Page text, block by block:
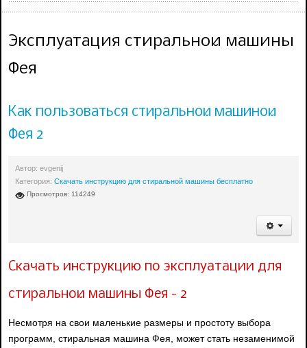
Эксплуатация стиральной машины
Фея
Как пользоваться стиральной машиной
Фея 2
Автор: evgenij
Категория: Скачать инструкцию для стиральной машины бесплатно
Просмотров: 114249
Скачать инструкцию по эксплуатации для
стиральной машины Фея - 2
Несмотря на свои маленькие размеры и простоту выбора
программ, стиральная машина Фея, может стать незаменимой